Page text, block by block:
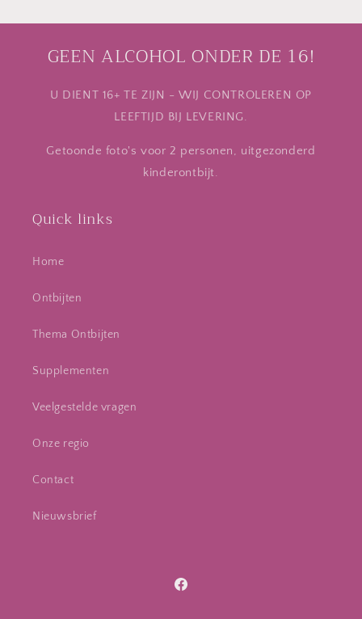
GEEN ALCOHOL ONDER DE 16!
U DIENT 16+ TE ZIJN - WIJ CONTROLEREN OP
LEEFTIJD BIJ LEVERING.
Getoonde foto's voor 2 personen, uitgezonderd
kinderontbijt.
Quick links
Home
Ontbijten
Thema Ontbijten
Supplementen
Veelgestelde vragen
Onze regio
Contact
Nieuwsbrief
Facebook